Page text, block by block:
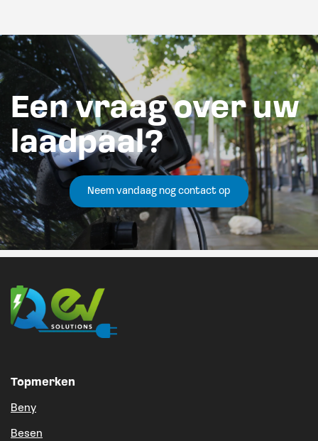
Een vraag over uw
laadpaal?
Neem vandaag nog contact op
Topmerken
Beny
Besen